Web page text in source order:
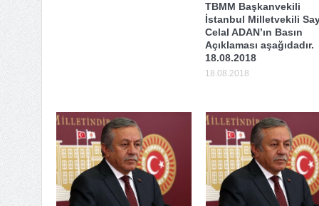
TBMM Başkanvekili
İstanbul Milletvekili
Celal ADAN’ın Basın
Açıklaması aşağıdadır.
18.08.2018
18.08.2018